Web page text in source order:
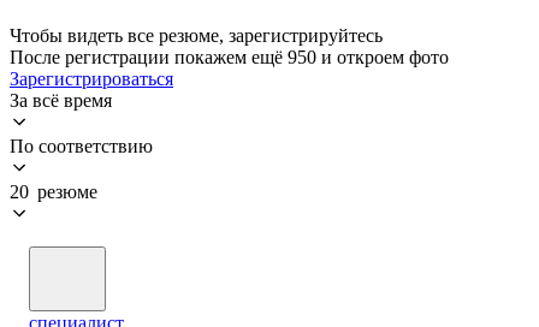
Чтобы видеть все резюме, зарегистрируйтесь
После регистрации покажем ещё 950 и откроем фото
Зарегистрироваться
За всё время
По соответствию
20 резюме
специалист